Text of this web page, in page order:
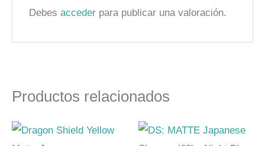
Debesacceder para publicar una valoración.
Productos relacionados